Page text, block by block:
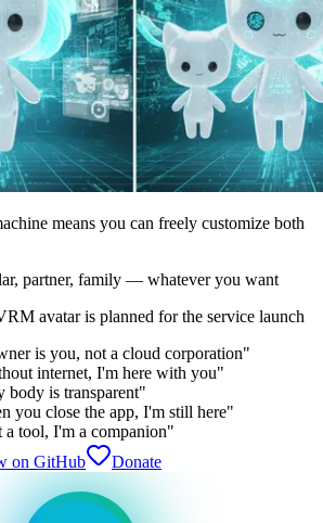
means you can freely customize both
partner, family — whatever you want
avatar is planned for the service launch
is you, not a cloud corporation"
internet, I'm here with you"
body is transparent"
you close the app, I'm still here"
a tool, I'm a companion"
on GitHub Donate